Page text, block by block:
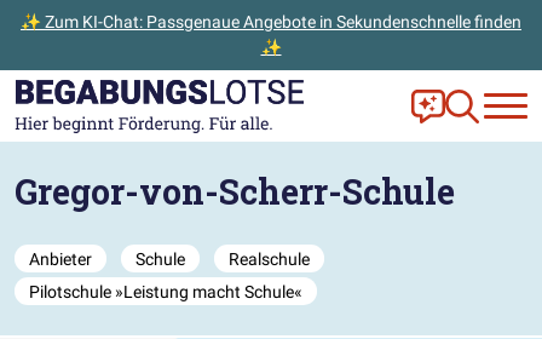
✨ Zum KI-Chat: Passgenaue Angebote in Sekundenschnelle finden
✨
Zum Hauptinhalt der Seite springen
Zur Startseite gehen Frag Ella!
Zur
Gregor-von-Scherr-Schule
Anbieter Schule
Realschule
Pilotschule »Leistung macht Schule«